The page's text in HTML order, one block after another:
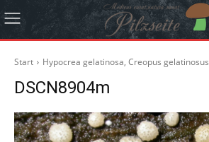
Start Hypocrea gelatinosa, Creopus gelatinosus
DSCN8904m